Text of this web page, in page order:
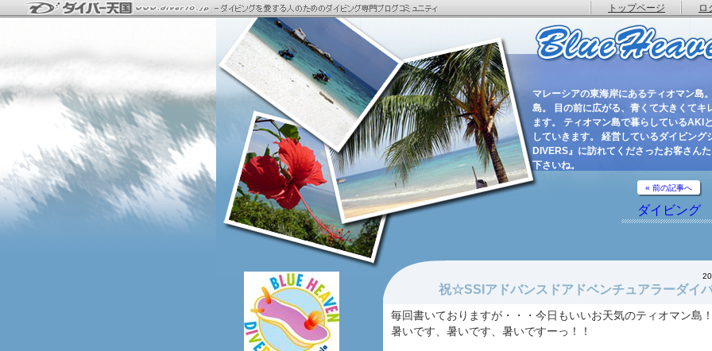
トップページ ロ
マレーシアの東海岸にあるティオマン島
島。 目の前に広がる、青くて大きくてキ
ます。 ティオマン島で暮らしているAKI
していきます。 経営しているダイビン
DIVERS』に訪れてくださったお客さん
下さいね。
« 前の記事へ
ダイビング
祝☆SSIアドバンスドアドベンチュアラーダイ
毎回書いておりますが・・・今日もいいお天気のティオマン島
暑いです、暑いです、暑いですーっ！！